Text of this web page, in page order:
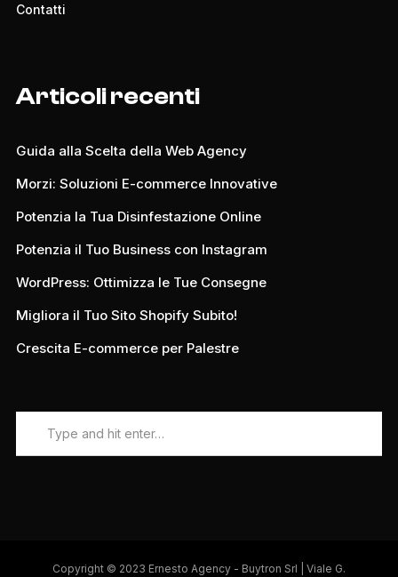
Contatti
Articoli recenti
Guida alla Scelta della Web Agency
Morzi: Soluzioni E-commerce Innovative
Potenzia la Tua Disinfestazione Online
Potenzia il Tuo Business con Instagram
WordPress: Ottimizza le Tue Consegne
Migliora il Tuo Sito Shopify Subito!
Crescita E-commerce per Palestre
Copyright © 2023 Ernesto Agency - Buytron Srl | Viale G.